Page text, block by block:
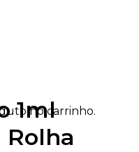
no carrinho.
1ml